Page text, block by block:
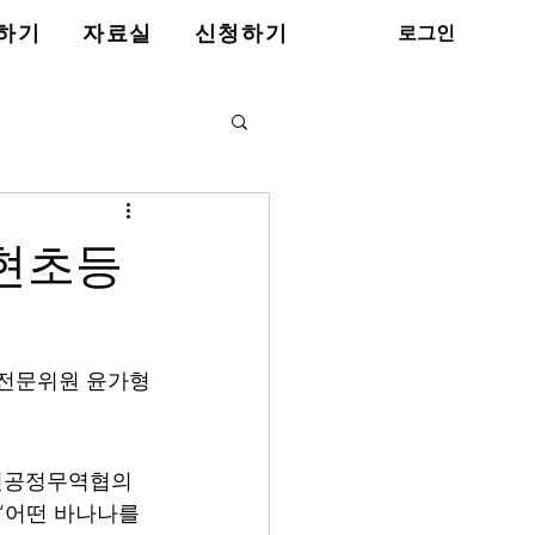
기 자료실 신청하기 로그인
초등
문위원 윤가형
정무역협의
떤 바나나를